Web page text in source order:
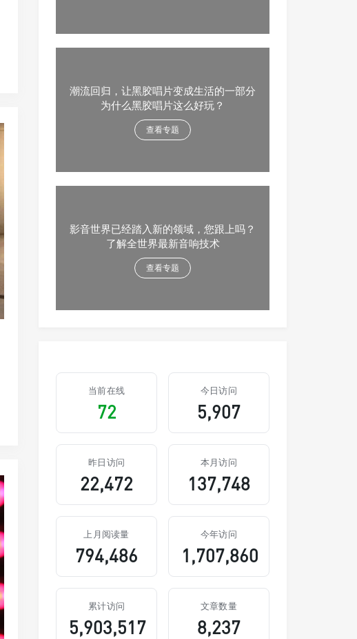
潮流回归，让黑胶唱片变成生活的一部分
为什么黑胶唱片这么好玩？
查看专题
影音世界已经踏入新的领域，您跟上吗？
了解全世界最新音响技术
查看专题
当前在线
72
今日访问
5,907
昨日访问
22,472
本月访问
137,748
上月阅读量
794,486
今年访问
1,707,860
累计访问
5,903,517
文章数量
8,237